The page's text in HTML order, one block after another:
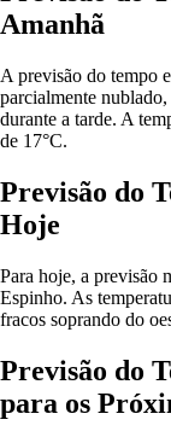
Amanhã
A previsão do tempo
parcialmente
durante a tarde. A
de 17°C.
Previsão do
Hoje
Para hoje, a previsão
Espinho. As
fracos soprando do
Previsão do
para os